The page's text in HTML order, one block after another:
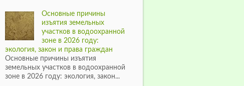
Основные причины
изъятия земельных
участков в водоохранной
зоне в 2026 году:
экология, закон и права граждан
Основные причины изъятия
земельных участков в водоохранной
зоне в 2026 году: экология, закон...